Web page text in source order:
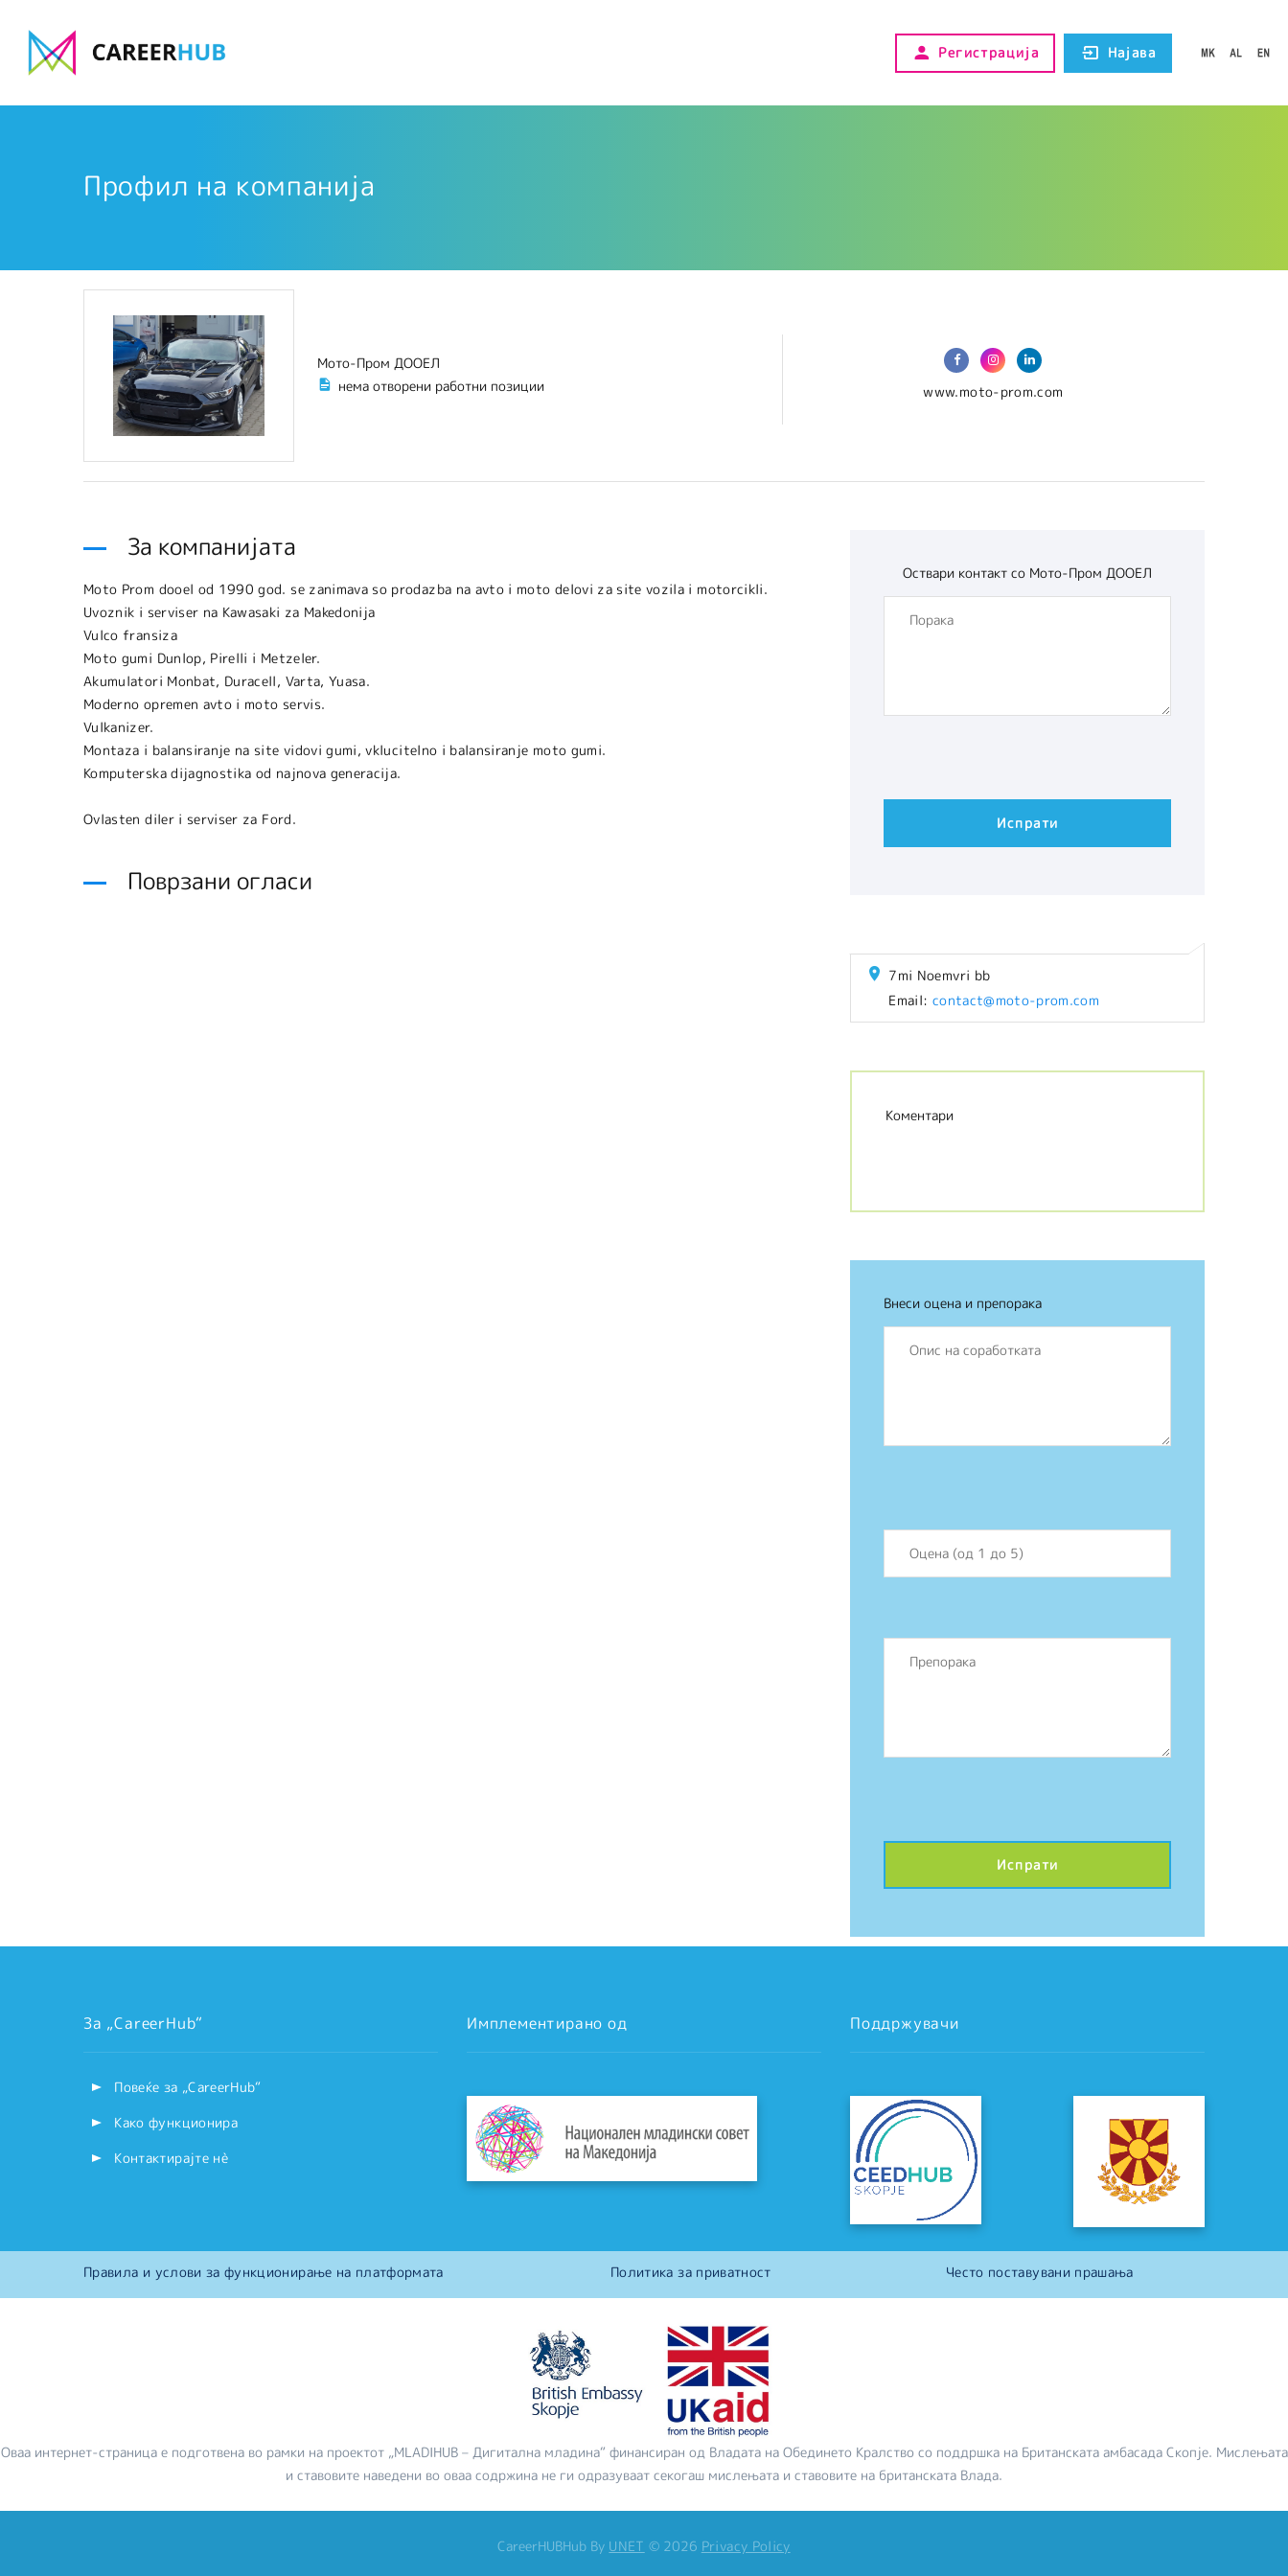
Регистрација Најава
Профил на компанија
Мото-Пром ДООЕЛ
нема отворени работни позиции
www.moto-prom.com
За компанијата
Moto Prom dooel od 1990 god. se zanimava so prodazba na avto i moto delovi za site vozila i motorcikli.
Uvoznik i serviser na Kawasaki za Makedonija
Vulco fransiza
Moto gumi Dunlop, Pirelli i Metzeler.
Akumulatori Monbat, Duracell, Varta, Yuasa.
Moderno opremen avto i moto servis.
Vulkanizer.
Montaza i balansiranje na site vidovi gumi, vklucitelno i balansiranje moto gumi.
Komputerska dijagnostika od najnova generacija.
Ovlasten diler i serviser za Ford.
Поврзани огласи
Оствари контакт со Мото-Пром ДООЕЛ
7mi Noemvri bb
Email: contact@moto-prom.com
Коментари
Внеси оцена и препорака
За „CareerHub“
Повеќе за „CareerHub“
Како функционира
Контактирајте нѐ
Имплементирано од Поддржувачи
Правила и услови за функционирање на платформата Политика за приватност Често поставувани прашања
Оваа интернет-страница е подготвена во рамки на проектот „MLADIHUB – Дигитална младина“ финансиран од Владата на Обединето Кралство со поддршка на Британската амбасада Скопје. Мислењата
и ставовите наведени во оваа содржина не ги одразуваат секогаш мислењата и ставовите на британската Влада.
CareerHUBHub By UNET © 2026 Privacy Policy